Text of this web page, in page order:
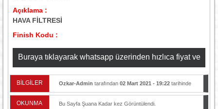
Açıklama :
HAVA FİLTRESİ
Finish Kodu :
Buraya tıklayarak whatsapp üzerinden hızlıca fiyat ve
stok bilgisi alabilirsiniz
BİLGİLER Ozkar-Admin tarafından 02 Mart 2021 - 19:22tarihinde
OKUNMA Bu Sayfa Şuana Kadar kez Görüntülendi.